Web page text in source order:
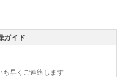
ガイド
早くご連絡します